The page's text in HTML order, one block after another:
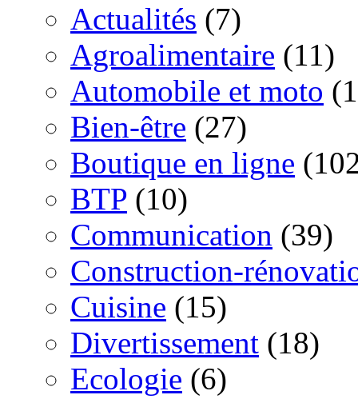
Actualités (7)
Agroalimentaire (11)
Automobile et moto
Bien-être (27)
Boutique en ligne
BTP (10)
Communication (39)
Construction-
Cuisine (15)
Divertissement (18)
Ecologie (6)